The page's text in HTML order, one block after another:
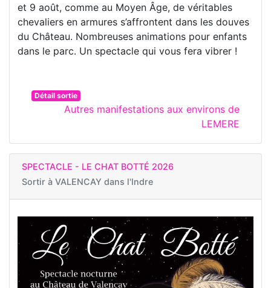
et 9 août, comme au Moyen Âge, de véritables
chevaliers en armures s’affrontent dans les douves
du Château. Nombreuses animations pour enfants
dans le parc. Un spectacle qui vous fera vibrer !
Détail sortie
Autres manifestations aux environs de
LEMERE
SPECTACLE - LE CHAT BOTTÉ 2026
Sortir à VALENCAY dans l'Indre